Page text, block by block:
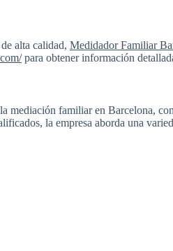
alta calidad, Medidador Familiar
para obtener información
mediación familiar en Barcelona,
la empresa aborda una